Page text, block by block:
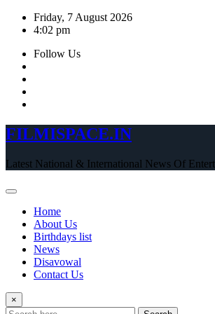
Skip
Friday, 7 August 2026
4:02 pm
Follow Us
FILMISPACE.IN
Latest National & International News Of
Home
About Us
Birthdays list
News
Disavowal
Contact Us
×